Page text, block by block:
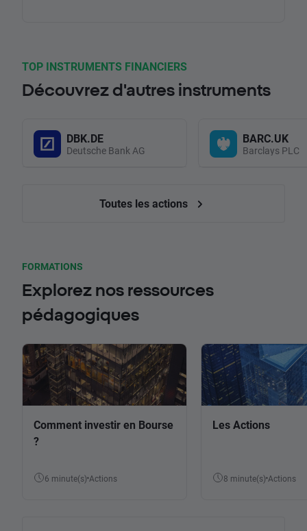
TOP INSTRUMENTS FINANCIERS
Découvrez d'autres instruments
DBK.DE
Deutsche Bank AG
BARC.UK
Barclays PLC
Toutes les actions
FORMATIONS
Explorez nos ressources
pédagogiques
Comment investir en Bourse
?
6 minute(s) Actions
Les Actions
8 minute(s) Actions